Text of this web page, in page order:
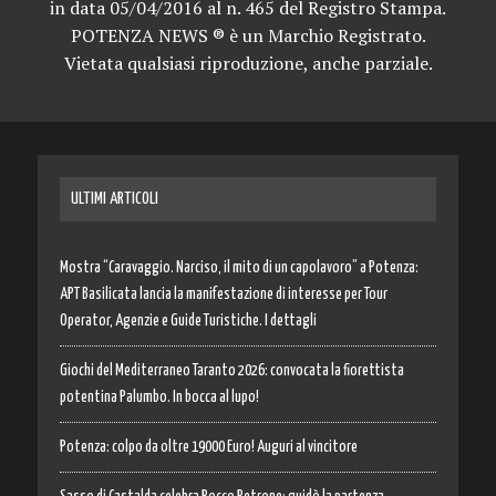
in data 05/04/2016 al n. 465 del Registro Stampa.
POTENZA NEWS ® è un Marchio Registrato.
Vietata qualsiasi riproduzione, anche parziale.
ULTIMI ARTICOLI
Mostra “Caravaggio. Narciso, il mito di un capolavoro” a Potenza:
APT Basilicata lancia la manifestazione di interesse per Tour
Operator, Agenzie e Guide Turistiche. I dettagli
Giochi del Mediterraneo Taranto 2026: convocata la fiorettista
potentina Palumbo. In bocca al lupo!
Potenza: colpo da oltre 19000 Euro! Auguri al vincitore